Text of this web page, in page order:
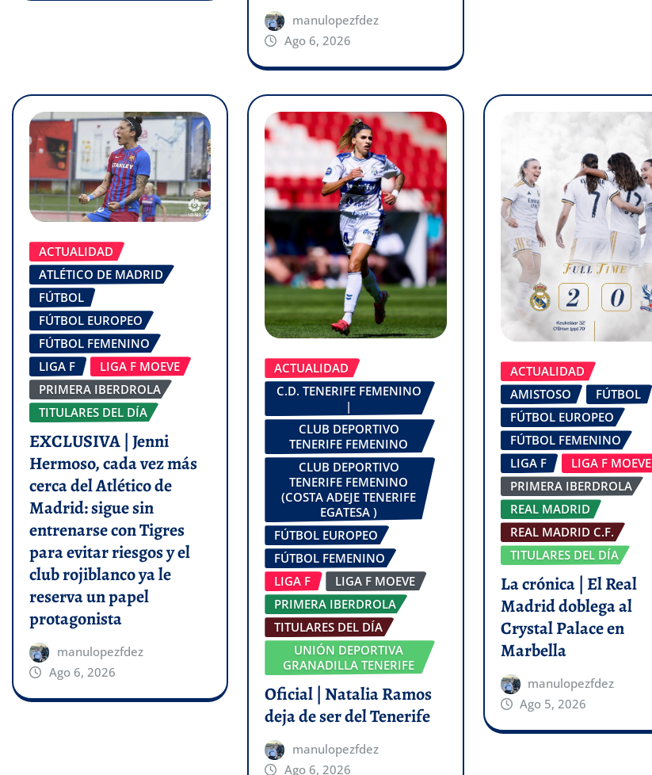
manulopezfdez
Ago 6, 2026
ACTUALIDAD
ATLÉTICO DE MADRID
FÚTBOL
FÚTBOL EUROPEO
FÚTBOL FEMENINO
LIGA F
LIGA F MOEVE
PRIMERA IBERDROLA
TITULARES DEL DÍA
EXCLUSIVA | Jenni
Hermoso, cada vez más
cerca del Atlético de
Madrid: sigue sin
entrenarse con Tigres
para evitar riesgos y el
club rojiblanco ya le
reserva un papel
protagonista
manulopezfdez
Ago 6, 2026
ACTUALIDAD
C.D. TENERIFE FEMENINO
|
CLUB DEPORTIVO
TENERIFE FEMENINO
CLUB DEPORTIVO
TENERIFE FEMENINO
(COSTA ADEJE TENERIFE
EGATESA )
FÚTBOL EUROPEO
FÚTBOL FEMENINO
LIGA F
LIGA F MOEVE
PRIMERA IBERDROLA
TITULARES DEL DÍA
UNIÓN DEPORTIVA
GRANADILLA TENERIFE
Oficial | Natalia Ramos
deja de ser del Tenerife
manulopezfdez
Ago 6, 2026
ACTUALIDAD
AMISTOSO
FÚTBOL
FÚTBOL EUROPEO
FÚTBOL FEMENINO
LIGA F
LIGA F MOEVE
PRIMERA IBERDROLA
REAL MADRID
REAL MADRID C.F.
TITULARES DEL DÍA
La crónica | El Real
Madrid doblega al
Crystal Palace en
Marbella
manulopezfdez
Ago 5, 2026